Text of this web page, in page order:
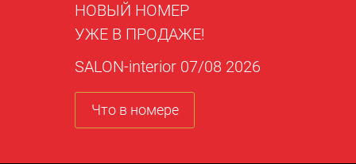
НОВЫЙ НОМЕР
УЖЕ В ПРОДАЖЕ!
SALON-interior 07/08 2026
Что в номере